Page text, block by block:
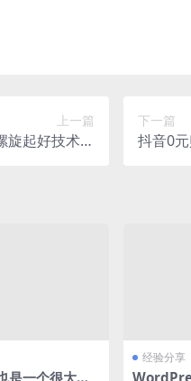
上一篇
旋起好技术暴
下一篇
抖音0
经验分享